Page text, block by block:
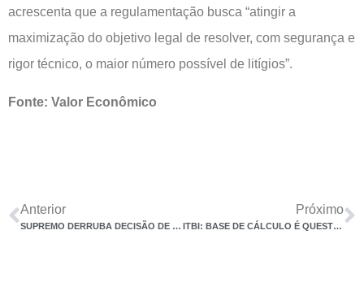
acrescenta que a regulamentação busca “atingir a
maximização do objetivo legal de resolver, com segurança e
rigor técnico, o maior número possível de litígios”.
Fonte: Valor Econômico
Anterior
SUPREMO DERRUBA DECISÃO DE 22 ANOS ATRÁS QUE APLICOU IOF EM OPERAÇÕES COM OURO
Próximo
ITBI: BASE DE CÁLCULO É QUESTIONADA NO JUDICIÁRIO